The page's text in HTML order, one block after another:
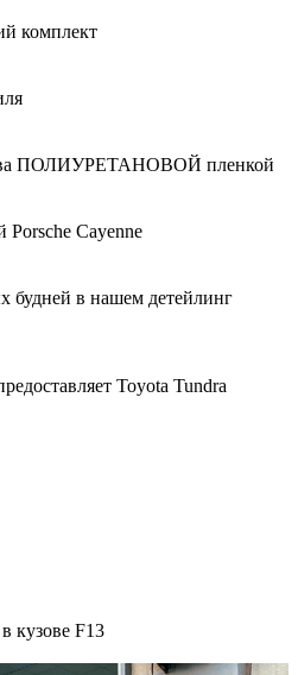
комплект
ПОЛИУРЕТАНОВОЙ пленкой
Cayenne
будней в нашем детейлинг
Toyota Tundra
кузове F13